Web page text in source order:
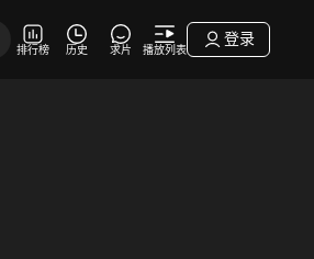
排行榜 历史 求片 播放列表
登录